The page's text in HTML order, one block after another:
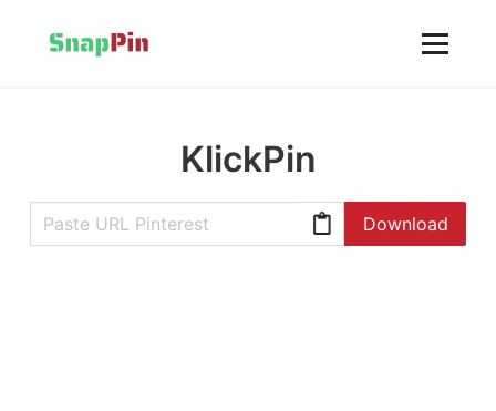
KlickPin
Download